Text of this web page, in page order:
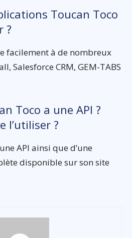
Toucan Toco
?
facilement à de nombreux
Salesforce CRM, GEM-TABS
Toco a une API ?
l’utiliser ?
API ainsi que d’une
disponible sur son site